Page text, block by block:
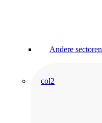
Andere sectoren
col2